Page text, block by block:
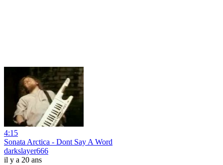
4:15
Sonata Arctica - Dont Say A Word
darkslayer666
il y a 20 ans